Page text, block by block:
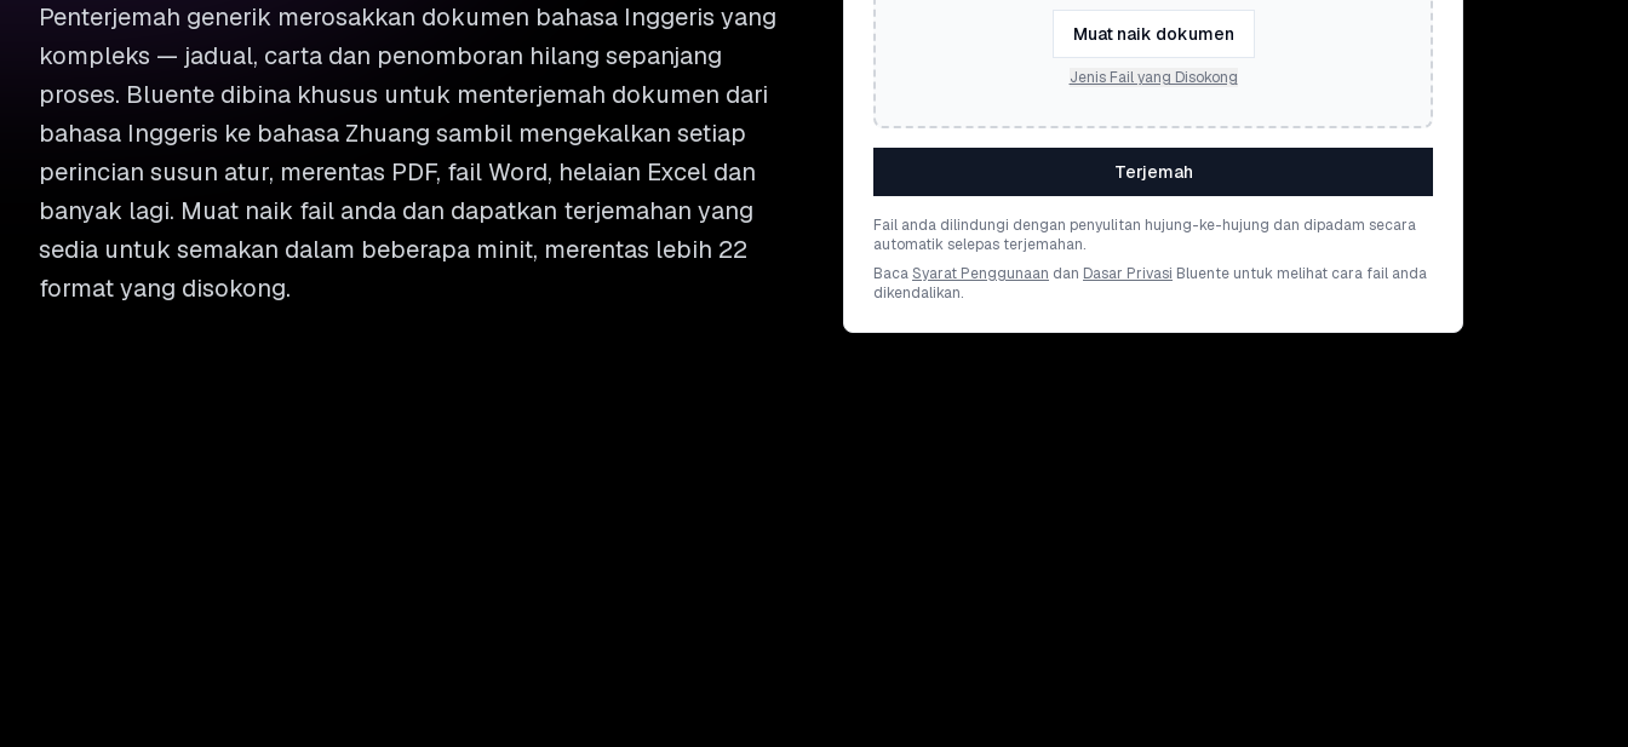
Penterjemah generik merosakkan dokumen bahasa Inggeris yang
kompleks — jadual, carta dan penomboran hilang sepanjang
proses. Bluente dibina khusus untuk menterjemah dokumen dari
bahasa Inggeris ke bahasa Zhuang sambil mengekalkan setiap
perincian susun atur, merentas PDF, fail Word, helaian Excel dan
banyak lagi. Muat naik fail anda dan dapatkan terjemahan yang
sedia untuk semakan dalam beberapa minit, merentas lebih 22
format yang disokong.
Muat naik dokumen
Jenis Fail yang Disokong
Terjemah
Fail anda dilindungi dengan penyulitan hujung-ke-hujung dan dipadam secara
automatik selepas terjemahan.
BacaSyarat Penggunaan dan Dasar Privasi Bluente untuk melihat cara fail anda
dikendalikan.